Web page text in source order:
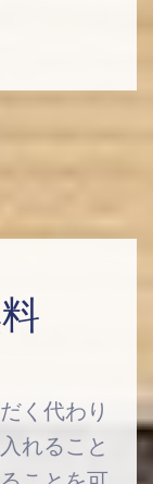
く代わり
れること